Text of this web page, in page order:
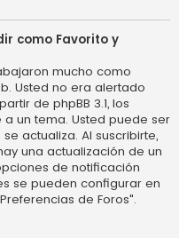
como Favorito y
mucho como
Usted no era alertado
de phpBB 3.1, los
un tema. Usted puede ser
actualiza. Al suscribirte,
una actualización de un
de notificación
se pueden configurar en
de Foros".